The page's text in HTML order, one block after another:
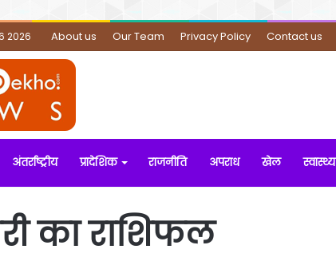
2026 About us Our Team Privacy Policy Contact us
अंतर्राष्ट्रीय प्रादेशिक राजनीति अपराध खेल स्वास्थ्य
का राशिफल